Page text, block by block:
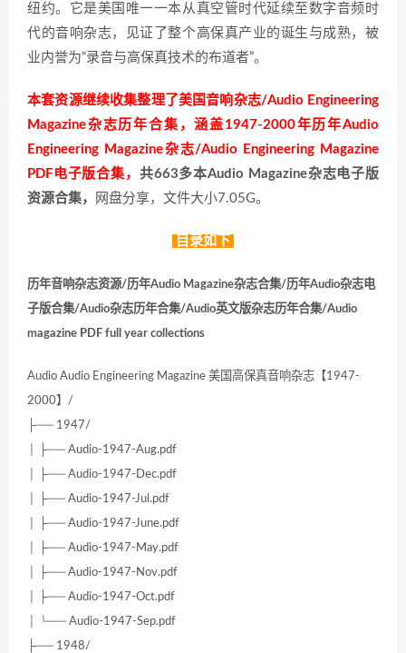
纽约。它是美国唯一一本从真空管时代延续至数字音频时
代的音响杂志，见证了整个高保真产业的诞生与成熟，被
业内誉为“录音与高保真技术的布道者”。
本套资源继续收集整理了美国音响杂志/Audio Engineering
Magazine杂志历年合集，涵盖1947-2000年历年Audio
Engineering Magazine杂志/Audio Engineering Magazine
PDF电子版合集， 共663多本Audio Magazine杂志电子版
资源合集，
网盘分享，文件大小7.05G。
目录如下
历年音响杂志资源/历年Audio Magazine杂志合集/历年Audio杂志电
子版合集/Audio杂志历年合集/Audio英文版杂志历年合集/Audio
magazine PDF full year collections
Audio Audio Engineering Magazine 美国高保真音响杂志【1947-
2000】/
├── 1947/
│ ├── Audio-1947-Aug.pdf
│ ├── Audio-1947-Dec.pdf
│ ├── Audio-1947-Jul.pdf
│ ├── Audio-1947-June.pdf
│ ├── Audio-1947-May.pdf
│ ├── Audio-1947-Nov.pdf
│ ├── Audio-1947-Oct.pdf
│ └── Audio-1947-Sep.pdf
├── 1948/